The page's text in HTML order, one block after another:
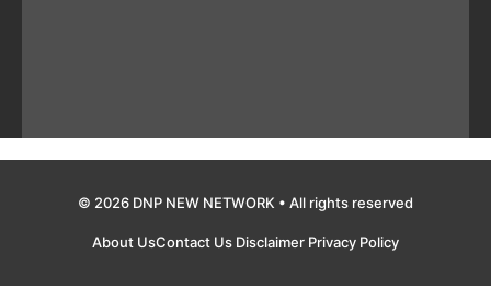
© 2026 DNP NEW NETWORK • All rights reserved
About UsContact Us Disclaimer Privacy Policy